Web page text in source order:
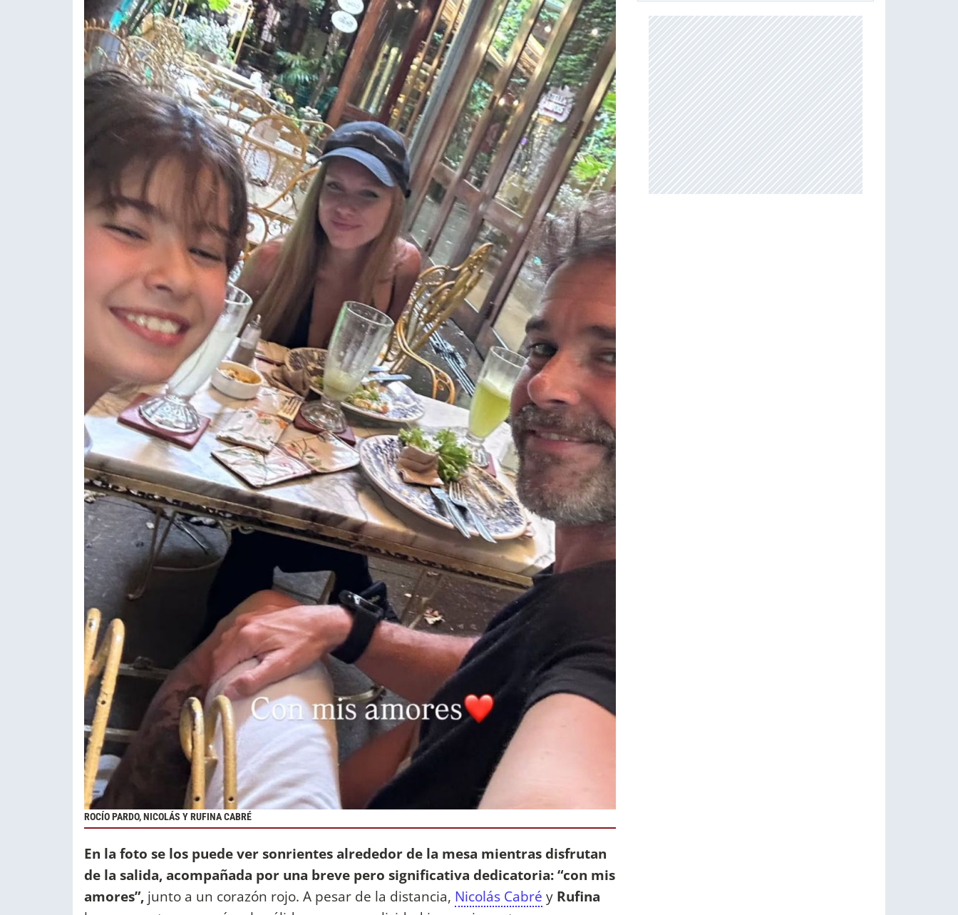
ROCÍO PARDO, NICOLÁS Y RUFINA CABRÉ
En la foto se los puede ver sonrientes alrededor de la mesa mientras disfrutan
de la salida, acompañada por una breve pero significativa dedicatoria: “con mis
amores”, junto a un corazón rojo. A pesar de la distancia, Nicolás Cabré y Rufina